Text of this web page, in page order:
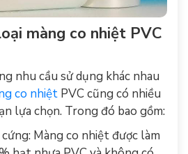
màng co nhiệt PVC
nhu cầu sử dụng khác nhau
co nhiệt PVC cũng có nhiều
lựa chọn. Trong đó bao gồm:
Màng co nhiệt được làm